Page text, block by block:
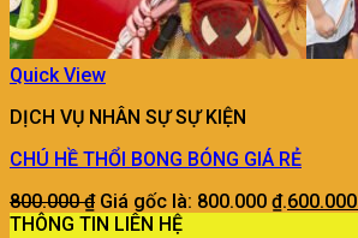
Quick View
DỊCH VỤ NHÂN SỰ SỰ KIỆN
CHÚ HỀ THỔI BONG BÓNG GIÁ RẺ
800.000₫ Giá gốc là: 800.000 ₫.600.000
THÔNG TIN LIÊN HỆ